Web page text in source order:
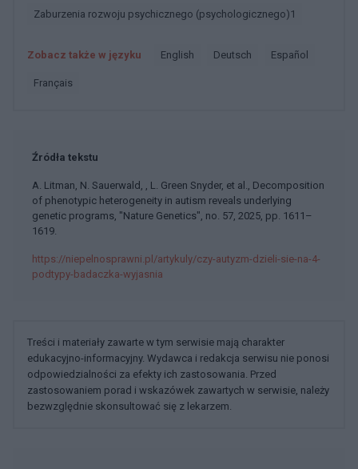
Zaburzenia rozwoju psychicznego (psychologicznego)1
Zobacz także w języku english deutsch español
français
Źródła tekstu
A. Litman, N. Sauerwald, , L. Green Snyder, et al., Decomposition
of phenotypic heterogeneity in autism reveals underlying
genetic programs, "Nature Genetics", no. 57, 2025, pp. 1611–
1619.
https://niepelnosprawni.pl/artykuly/czy-autyzm-dzieli-sie-na-4-
podtypy-badaczka-wyjasnia
Treści i materiały zawarte w tym serwisie mają charakter
edukacyjno-informacyjny. Wydawca i redakcja serwisu nie ponosi
odpowiedzialności za efekty ich zastosowania. Przed
zastosowaniem porad i wskazówek zawartych w serwisie, należy
bezwzględnie skonsultować się z lekarzem.